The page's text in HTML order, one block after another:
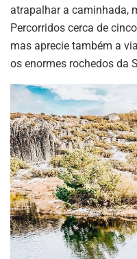
atrapalhar a caminhada,
Percorridos cerca de
mas aprecie também a
os enormes rochedos da